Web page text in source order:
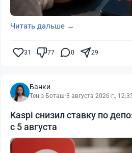
Читать дальше →
31 77 0 29
Банки
Теңіз Боташ·3 августа 2026 г.,
Kaspi снизил ставку по
с 5 августа